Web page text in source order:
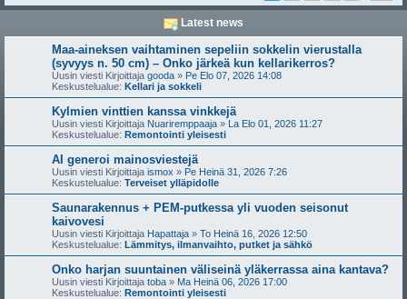
Latest news
Maa-aineksen vaihtaminen sepeliin sokkelin vierustalla
(syvyys n. 50 cm) – Onko järkeä kun kellarikerros?
Uusin viesti Kirjoittaja gooda » Pe Elo 07, 2026 14:08
Keskustelualue: Kellari ja sokkeli
Kylmien vinttien kanssa vinkkejä
Uusin viesti Kirjoittaja Nuariremppaaja » La Elo 01, 2026 11:27
Keskustelualue: Remontointi yleisesti
AI generoi mainosviestejä
Uusin viesti Kirjoittaja ismox » Pe Heinä 31, 2026 7:26
Keskustelualue: Terveiset ylläpidolle
Saunarakennus + PEM-putkessa yli vuoden seisonut
kaivovesi
Uusin viesti Kirjoittaja Hapattaja » To Heinä 16, 2026 12:50
Keskustelualue: Lämmitys, ilmanvaihto, putket ja sähkö
Onko harjan suuntainen väliseinä yläkerrassa aina kantava?
Uusin viesti Kirjoittaja toba » Ma Heinä 06, 2026 17:00
Keskustelualue: Remontointi yleisesti